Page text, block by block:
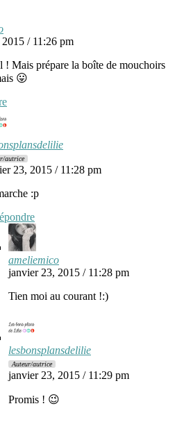
/ 11:26 pm
! Mais prépare la boîte de mouchoirs
😛
autrice
23, 2015 / 11:28 pm
:p
ameliemico
janvier 23, 2015 / 11:28 pm
Tien moi au courant !:)
lesbonsplansdelilie
Auteur/autrice
janvier 23, 2015 / 11:29 pm
Promis ! 😉